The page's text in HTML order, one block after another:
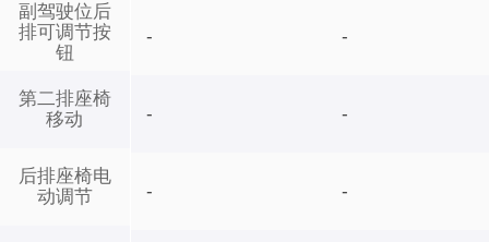
副驾驶位后
排可调节按
钮
第二排座椅
移动
后排座椅电
动调节
- -
- -
- -